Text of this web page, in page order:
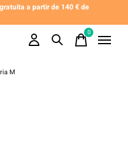
a partir de 140 € de
0items
M